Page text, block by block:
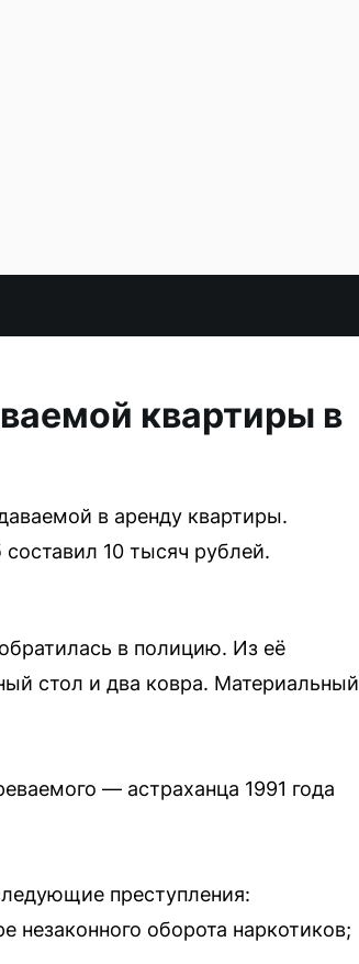
квартиры в
в аренду квартиры.
10 тысяч рублей.
в полицию. Из её
стол и два ковра. Материальный
— астраханца 1991 года
преступления:
незаконного оборота наркотиков;